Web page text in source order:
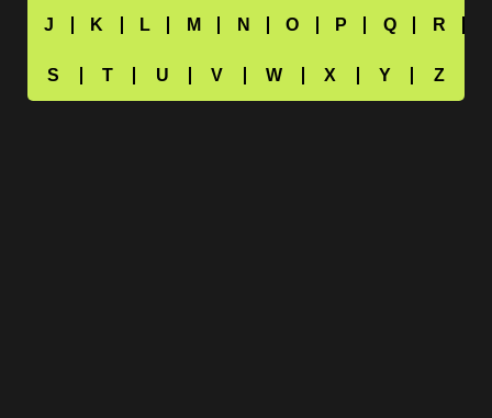
J
K L M N O P Q
R
S
T U V W X Y Z